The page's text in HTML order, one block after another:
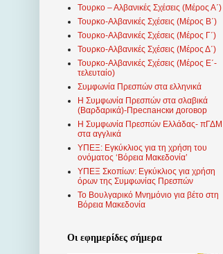
Τουρκο – Αλβανικές Σχέσεις (Mέρος Α΄)
Τουρκο-Αλβανικές Σχέσεις (Μέρος Β΄)
Τουρκο-Αλβανικές Σχέσεις (Μέρος Γ΄)
Τουρκο-Αλβανικές Σχέσεις (Μέρος Δ΄)
Τουρκο-Αλβανικές Σχέσεις (Μέρος Ε΄-
τελευταίο)
Συμφωνία Πρεσπών στα ελληνικά
Η Συμφωνία Πρεσπών στα σλαβικά
(Βαρδαρικά)-Преспански договор
Η Συμφωνία Πρεσπών Ελλάδας- πΓΔΜ
στα αγγλικά
ΥΠΕΞ: Εγκύκλιος για τη χρήση του
ονόματος ‘Βόρεια Μακεδονία’
ΥΠΕΞ Σκοπίων: Εγκύκλιος για χρήση
όρων της Συμφωνίας Πρεσπών
Το Βουλγαρικό Μνημόνιο για βέτο στη
Βόρεια Μακεδονία
Οι εφημερίδες σήμερα